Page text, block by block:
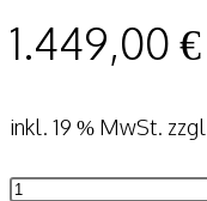
1.449,00 €
inkl. 19 % MwSt.
HERA-